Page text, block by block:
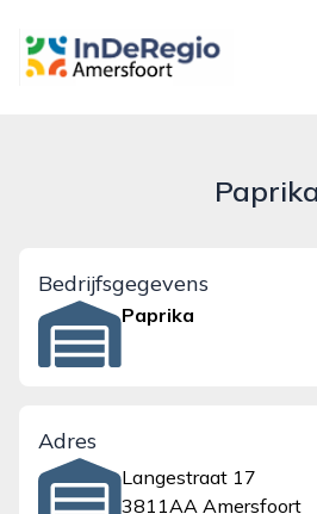
inderegioamersfoort.nl
Bedrijfsgegevens
Paprika
Adres
Langestraat 17
3811AA Amersfoort